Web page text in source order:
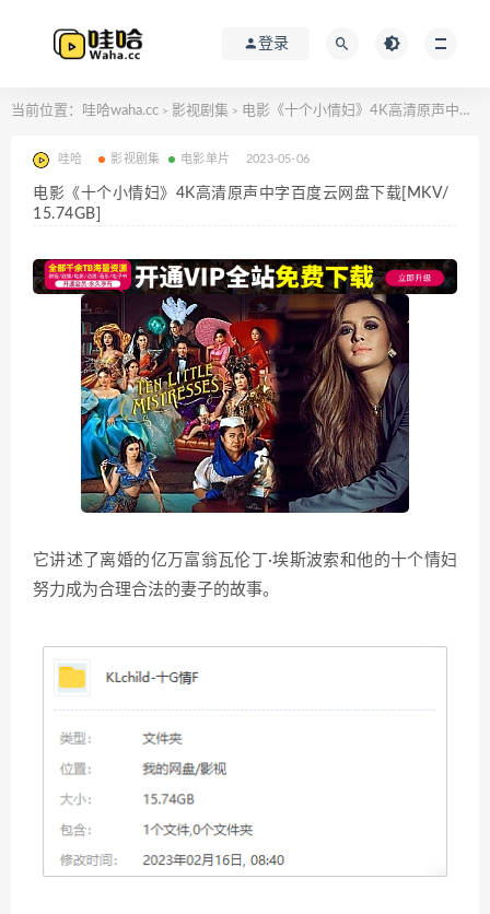
登录
当前位置： 哇哈waha.cc > 影视剧集 > 电影《十个小情妇》4K高清原声中字百度云网盘下载[MKV/15.74GB]
哇哈 影视剧集 电影单片 2023-05-06
电影《十个小情妇》4K高清原声中字百度云网盘下载[MKV/
15.74GB]
它讲述了离婚的亿万富翁瓦伦丁·埃斯波索和他的十个情妇
努力成为合理合法的妻子的故事。